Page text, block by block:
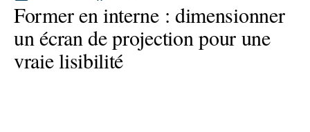
Former en interne : dimensionner
un écran de projection pour une
vraie lisibilité